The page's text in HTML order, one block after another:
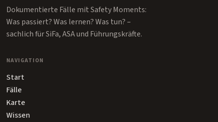
Dokumentierte Fälle mit Safety Moments:
Was passiert? Was lernen? Was tun? –
sachlich für SiFa, ASA und Führungskräfte.
NAVIGATION
Start
Fälle
Karte
Wissen